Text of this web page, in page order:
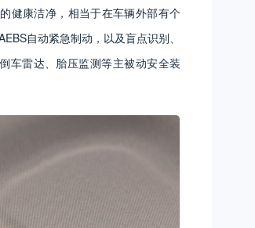
健康洁净，相当于在车辆外部有个
自动紧急制动，以及盲点识别、
车雷达、胎压监测等主被动安全装